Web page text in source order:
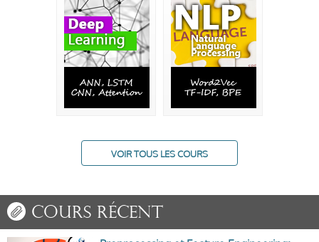
VOIR TOUS LES COURS
Cours récent